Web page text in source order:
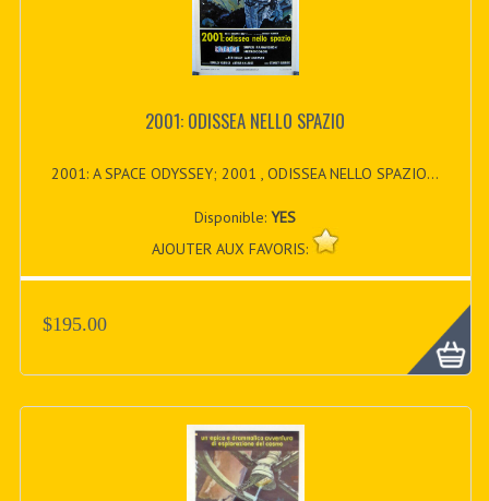
2001: ODISSEA NELLO SPAZIO
2001: A SPACE ODYSSEY; 2001 , ODISSEA NELLO SPAZIO...
Disponible:YES
AJOUTER AUX FAVORIS:
$195.00